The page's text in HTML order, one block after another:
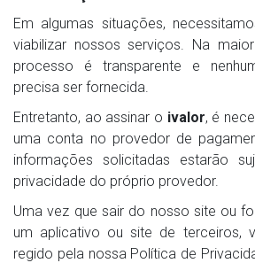
Em algumas situações,
viabilizar nossos serviços. Na
processo é transparente e
precisa ser fornecida.
Entretanto, ao assinar o ivalor, é
uma conta no provedor de
informações solicitadas estarão
privacidade do próprio provedor.
Uma vez que sair do nosso site ou
um aplicativo ou site de terceiros,
regido pela nossa Política de